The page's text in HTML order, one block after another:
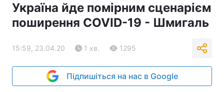
Україна йде помірним сценарієм
поширення COVID-19 - Шмигаль
15:59, 23.04.20 1 хв. 1295
Підпишіться на нас в Google